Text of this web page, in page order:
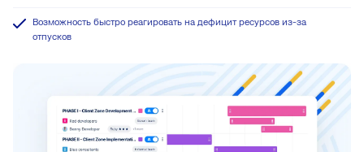
Возможность быстро реагировать на дефицит ресурсов из-за
отпусков